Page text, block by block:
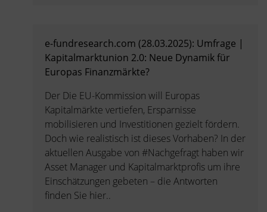
e-fundresearch.com (28.03.2025): Umfrage |
Kapitalmarktunion 2.0: Neue Dynamik für
Europas Finanzmärkte?
Der Die EU-Kommission will Europas
Kapitalmärkte vertiefen, Ersparnisse
mobilisieren und Investitionen gezielt fördern.
Doch wie realistisch ist dieses Vorhaben? In der
aktuellen Ausgabe von #Nachgefragt haben wir
Asset Manager und Kapitalmarktprofis um ihre
Einschätzungen gebeten – die Antworten
finden Sie hier..